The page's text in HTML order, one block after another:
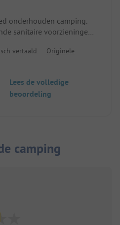
onderhouden camping.
sanitaire voorzieningen.
Ik kom hier graag nog
vertaald.
Originele
Lees de volledige
beoordeling
camping